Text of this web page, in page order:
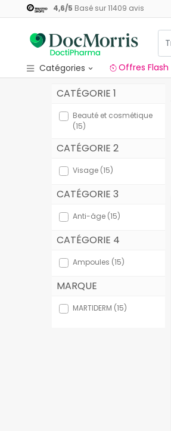
4,6/5 Basé sur11409 avis
Catégories
Offres Flash
Soins capillaires
Coffrets cadeaux
Beauté et cosmétique
Santé
Hygiène
Diététique
Bébés et maternité
Optique
Orthopédie
Offres Flash
CATÉGORIE 1
Beauté et cosmétique
(15)
CATÉGORIE 2
Visage (15)
CATÉGORIE 3
Anti-âge (15)
CATÉGORIE 4
Ampoules (15)
MARQUE
MARTIDERM (15)